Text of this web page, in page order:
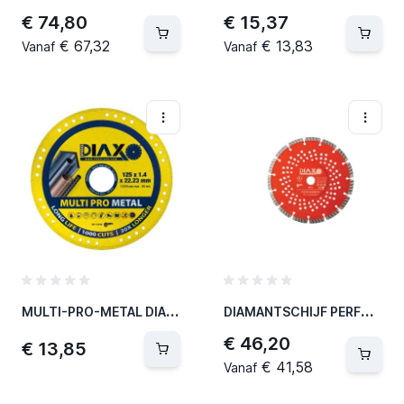
€ 74,80
Vanaf € 67,32
€ 15,37
Vanaf € 13,83
M
ULTI-PRO-METAL DIA. 125MM / EXTRA LONG LIFETIME / EN 13236 (20 PER OVERDOOS)
€ 13,85
D
IAMANTSCHIJF PERFORMER - 150 X 22,2 MM - PRO CONSTRUCTION (2 PER OVERDOOS)
€ 46,20
Vanaf € 41,58